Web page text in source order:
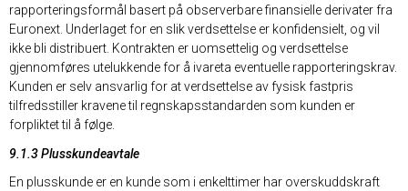
rapporteringsformål basert på observerbare finansielle derivater fra
Euronext. Underlaget for en slik verdsettelse er konfidensielt, og vil
ikke bli distribuert. Kontrakten er uomsettelig og verdsettelse
gjennomføres utelukkende for å ivareta eventuelle rapporteringskrav.
Kunden er selv ansvarlig for at verdsettelse av fysisk fastpris
tilfredsstiller kravene til regnskapsstandarden som kunden er
forpliktet til å følge.
9.1.3 Plusskundeavtale
En plusskunde er en kunde som i enkelttimer har overskuddskraft